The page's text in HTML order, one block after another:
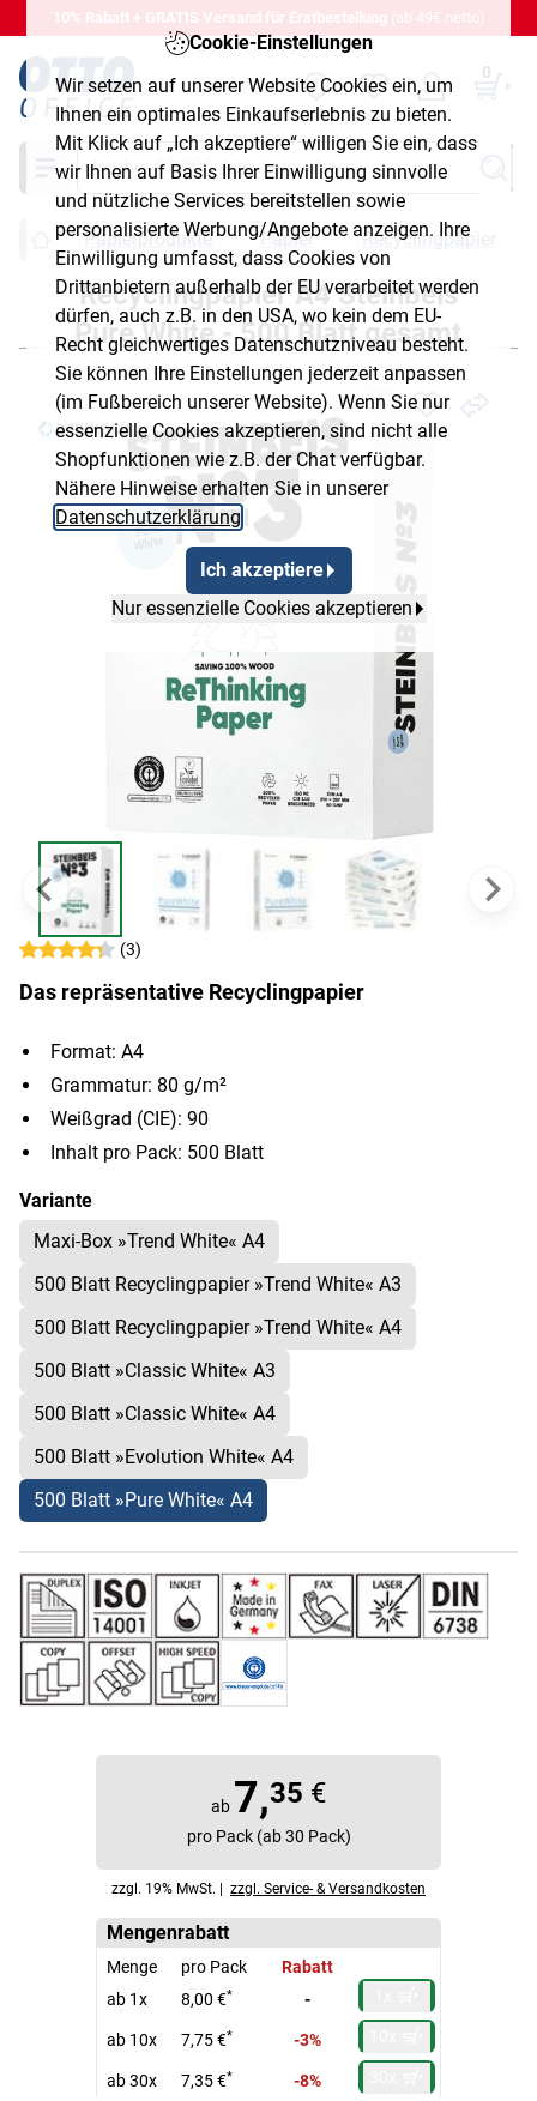
Cookie-Einstellungen
Wir setzen auf unserer Website Cookies ein, um
Ihnen ein optimales Einkaufserlebnis zu bieten.
Mit Klick auf „Ich akzeptiere“ willigen Sie ein, dass
wir Ihnen auf Basis Ihrer Einwilligung sinnvolle
und nützliche Services bereitstellen sowie
personalisierte Werbung/Angebote anzeigen. Ihre
Einwilligung umfasst, dass Cookies von
Drittanbietern außerhalb der EU verarbeitet werden
dürfen, auch z.B. in den USA, wo kein dem EU-
Recht gleichwertiges Datenschutzniveau besteht.
Sie können Ihre Einstellungen jederzeit anpassen
(im Fußbereich unserer Website). Wenn Sie nur
essenzielle Cookies akzeptieren, sind nicht alle
Shopfunktionen wie z.B. der Chat verfügbar.
Nähere Hinweise erhalten Sie in unserer
Datenschutzerklärung
Ich akzeptiere
Nur essenzielle Cookies akzeptieren
10% Rabatt + GRATIS Versand für Erstbestellung (ab 49€ netto)
0
Suche
Papierprodukte Papier Recyclingpapier
Recyclingpapier A4 Steinbeis
Pure White - 500 Blatt gesamt
(3)
Das repräsentative Recyclingpapier
Format: A4
Grammatur: 80 g/m²
Weißgrad (CIE): 90
Inhalt pro Pack: 500 Blatt
Variante
Maxi-Box »Trend White« A4
500 Blatt Recyclingpapier »Trend White« A3
500 Blatt Recyclingpapier »Trend White« A4
500 Blatt »Classic White« A3
500 Blatt »Classic White« A4
500 Blatt »Evolution White« A4
500 Blatt »Pure White« A4
ab 7,35 €
pro Pack (ab 30 Pack)
zzgl. 19% MwSt. | zzgl. Service- & Versandkosten
Mengenrabatt
Menge pro Pack
Rabatt
ab 1x
8,00 €* -
ab 10x 7,75 €* -3%
ab 30x 7,35 €* -8%